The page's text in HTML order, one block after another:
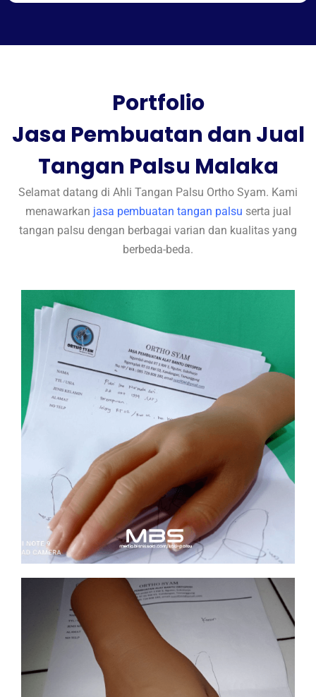
Portfolio
Jasa Pembuatan dan Jual
Tangan Palsu Malaka
Selamat datang di Ahli Tangan Palsu Ortho Syam. Kami
menawarkan jasa pembuatan tangan palsu serta jual
tangan palsu dengan berbagai varian dan kualitas yang
berbeda-beda.